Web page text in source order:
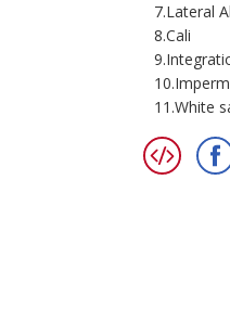
7.Lateral
8.Cali
11.White